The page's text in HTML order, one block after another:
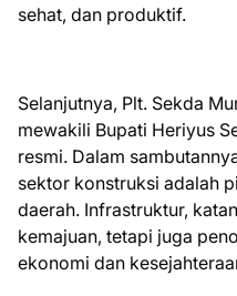
sehat, dan produktif.
Selanjutnya, Plt. Sekda
mewakili Bupati Heriyus
resmi. Dalam
sektor konstruksi adalah
daerah. Infrastruktur,
kemajuan, tetapi juga
ekonomi dan